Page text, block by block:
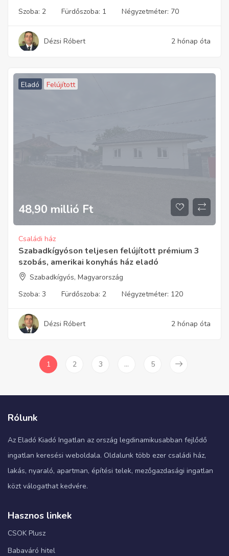
Szoba: 2 Fürdőszoba: 1 Négyzetméter: 70
Dézsi Róbert 2 hónap óta
Eladó Felújított
48,90 millió Ft
Családi ház
Szabadkígyóson teljesen felújított prémium 3
szobás, amerikai konyhás ház eladó
Szabadkígyós, Magyarország
Szoba: 3 Fürdőszoba: 2 Négyzetméter: 120
Dézsi Róbert 2 hónap óta
1 2 3 … 5
Rólunk
Az Eladó Kiadó Ingatlan az ország legdinamikusabban fejlődő
ingatlan keresési weboldala. Oldalunk több ezer családi ház,
lakás, nyaraló, apartman, építési telek, mezőgazdasági ingatlan
közt válogathat kedvére.
Hasznos linkek
CSOK Plusz
Babaváró hitel